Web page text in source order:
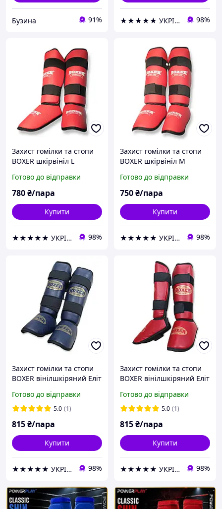
Бузина 91% ★★★★★ УКРІЗОЛ оптово-роздрібна компанія 98%
Захист гомілки та стопи
BOXER шкірвініл L
Готово до відправки
780₴/пара
Купити
★★★★★ УКРІЗОЛ оптово-роздрібна компанія 98%
Захист гомілки та стопи
BOXER шкірвініл М
Готово до відправки
750₴/пара
Купити
★★★★★ УКРІЗОЛ оптово-роздрібна компанія 98%
Захист гомілки та стопи
BOXER вінілшкіряний Еліт
Готово до відправки
5.0 (1)
815₴/пара
Купити
★★★★★ УКРІЗОЛ оптово-роздрібна компанія 98%
Захист гомілки та стопи
BOXER вінілшкіряний Еліт
Готово до відправки
5.0 (1)
815₴/пара
Купити
★★★★★ УКРІЗОЛ оптово-роздрібна компанія 98%